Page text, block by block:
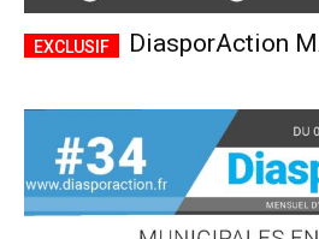
DiasporAction